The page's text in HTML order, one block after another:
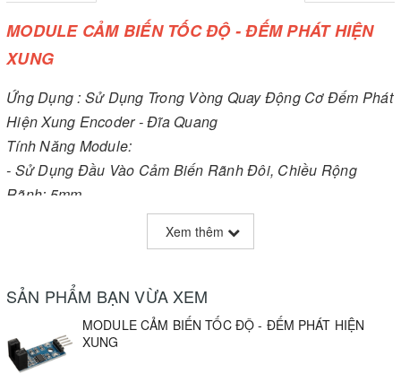
MODULE CẢM BIẾN TỐC ĐỘ - ĐẾM PHÁT HIỆN
XUNG
Ứng Dụng : Sử Dụng Trong Vòng Quay Động Cơ Đếm Phát
Hiện Xung Encoder - Đĩa Quang
Tính Năng Module:
- Sử Dụng Đầu Vào Cảm Biến Rãnh Đôi, Chiều Rộng
Rãnh: 5mm
- Tín Hiệu Ra So Sánh Tốt, Dòng Ra : 15mA.
- Điện Áp Làm Việc: 3.3V -
- Tín Hiệu Đầu Ra Chuyển Thành Digital ( 0&1)
Xem thêm
SẢN PHẨM BẠN VỪA XEM
MODULE CẢM BIẾN TỐC ĐỘ - ĐẾM PHÁT HIỆN
XUNG